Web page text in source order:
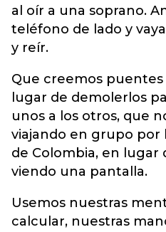
al oír a una soprano.
teléfono de lado y
y reír.
Que creemos
lugar de demolerlos
unos a los otros, que
viajando en grupo por
de Colombia, en lugar
viendo una pantalla.
Usemos nuestras
calcular, nuestras